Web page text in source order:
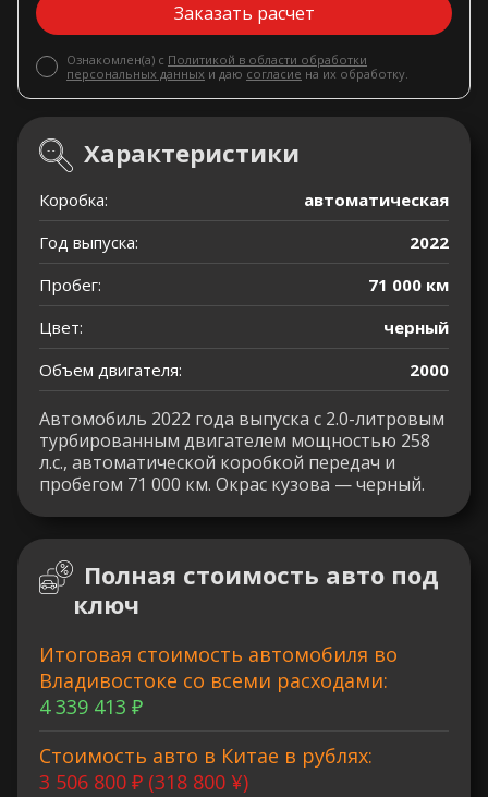
Заказать расчет
Ознакомлен(а) с Политикой в области обработки
персональных данных и даю согласие на их обработку.
Характеристики
Коробка:
автоматическая
Год выпуска:
2022
Пробег:
71 000 км
Цвет:
черный
Объем двигателя:
2000
Автомобиль 2022 года выпуска с 2.0-литровым
турбированным двигателем мощностью 258
л.с., автоматической коробкой передач и
пробегом 71 000 км. Окрас кузова — черный.
Полная стоимость авто под
ключ
Итоговая стоимость автомобиля во
Владивостоке со всеми расходами:
4 339 413 ₽
Стоимость авто в Китае в рублях:
3 506 800 ₽ (318 800 ¥)